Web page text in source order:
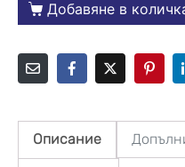
Добавяне в
Описание